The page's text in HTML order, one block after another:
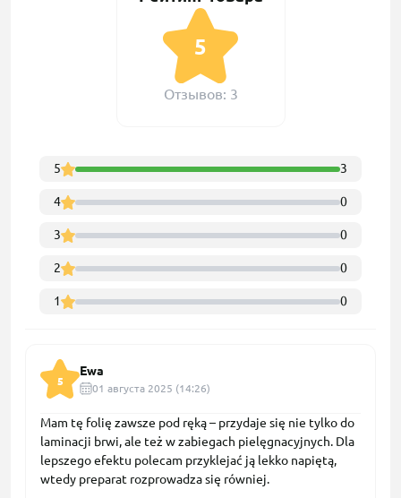
5
Отзывов: 3
5 3
4 0
3 0
2 0
1 0
5
Ewa
01 августа 2025 (14:26)
Mam tę folię zawsze pod ręką – przydaje się nie tylko do
laminacji brwi, ale też w zabiegach pielęgnacyjnych. Dla
lepszego efektu polecam przyklejać ją lekko napiętą,
wtedy preparat rozprowadza się równiej.